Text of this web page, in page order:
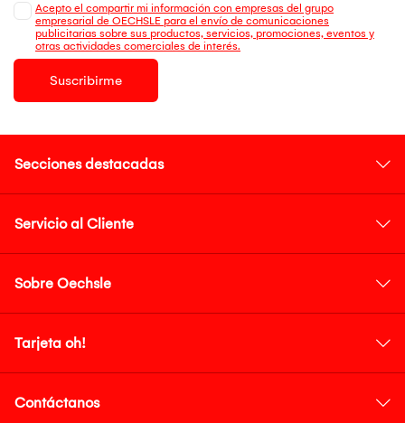
Acepto el compartir mi información con empresas del grupo
empresarial de OECHSLE para el envío de comunicaciones
publicitarias sobre sus productos, servicios, promociones, eventos y
otras actividades comerciales de interés.
Suscribirme
Secciones destacadas
Servicio al Cliente
Sobre Oechsle
Tarjeta oh!
Contáctanos